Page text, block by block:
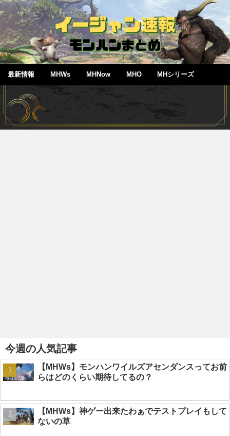
最新情報 MHWs MHNow MHO MHシリーズ
今週の人気記事
【MHWs】モンハンワイルズアセンダンスってお前
らはどのくらい期待してるの？
【MHWs】神ゲー出来たわぁでテストプレイもして
ないの草